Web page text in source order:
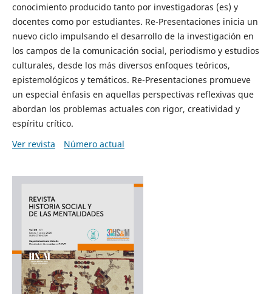
conocimiento producido tanto por investigadoras (es) y
docentes como por estudiantes. Re-Presentaciones inicia un
nuevo ciclo impulsando el desarrollo de la investigación en
los campos de la comunicación social, periodismo y estudios
culturales, desde los más diversos enfoques teóricos,
epistemológicos y temáticos. Re-Presentaciones promueve
un especial énfasis en aquellas perspectivas reflexivas que
abordan los problemas actuales con rigor, creatividad y
espíritu crítico.
Ver revista
Número actual